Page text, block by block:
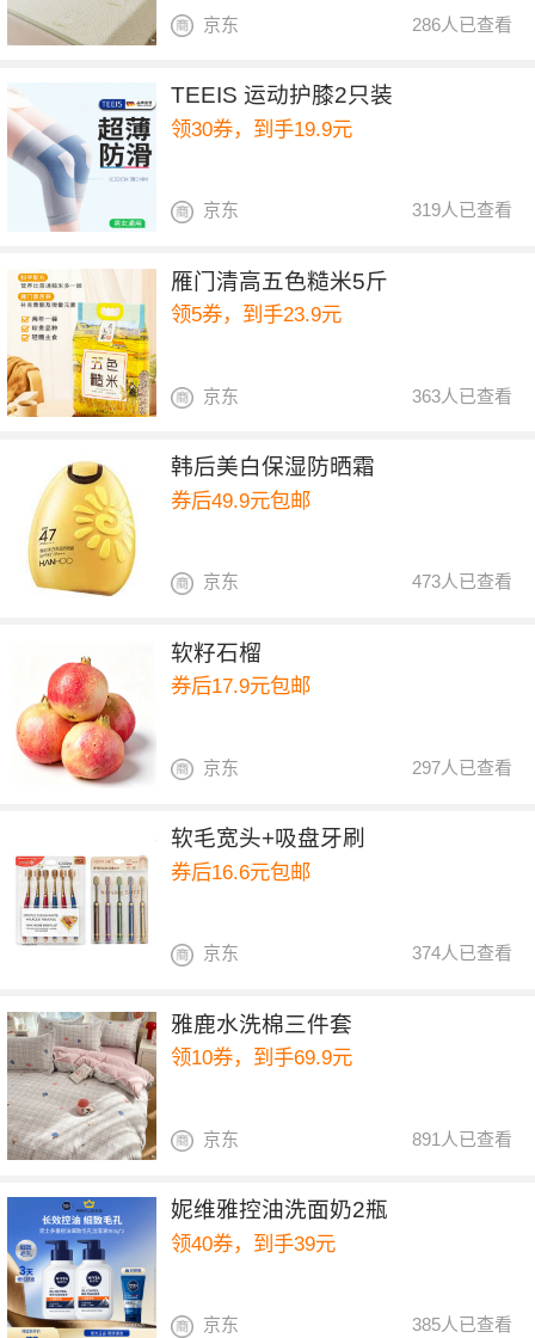
286人已查看
京东
TEEIS 运动护膝2只装
领30券，到手19.9元
319人已查看
京东
雁门清高五色糙米5斤
领5券，到手23.9元
363人已查看
京东
韩后美白保湿防晒霜
券后49.9元包邮
473人已查看
京东
软籽石榴
券后17.9元包邮
297人已查看
京东
软毛宽头+吸盘牙刷
券后16.6元包邮
374人已查看
京东
雅鹿水洗棉三件套
领10券，到手69.9元
891人已查看
京东
妮维雅控油洗面奶2瓶
领40券，到手39元
385人已查看
京东